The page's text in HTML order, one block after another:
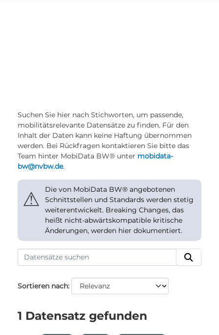
Suchen Sie hier nach Stichworten, um passende,
mobilitätsrelevante Datensätze zu finden. Für den
Inhalt der Daten kann keine Haftung übernommen
werden. Bei Rückfragen kontaktieren Sie bitte das
Team hinter MobiData BW® unter mobidata-
bw@nvbw.de.
⚠
Die von MobiData BW® angebotenen
Schnittstellen und Standards werden stetig
weiterentwickelt. Breaking Changes, das
heißt nicht-abwärtskompatible kritische
Änderungen, werden hier dokumentiert.
Sortieren nach
1 Datensatz gefunden